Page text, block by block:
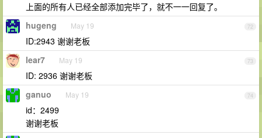
上面的所有人已经全部添加完毕了，就不一一回复了。
72
hugeng May 19
ID:2943 谢谢老板
73
lear7 May 19
ID: 2936 谢谢老板
74
ganuo May 19
id：2499
谢谢老板